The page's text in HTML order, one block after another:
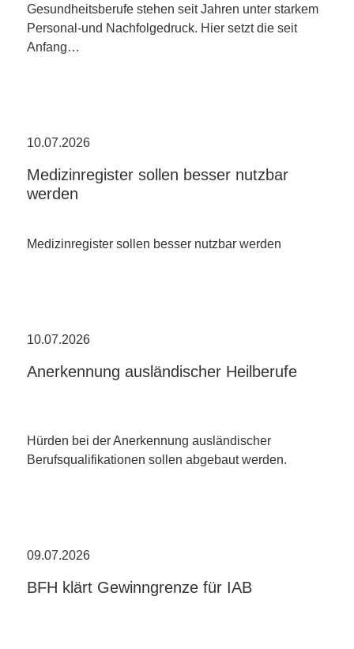
Gesundheitsberufe stehen seit Jahren unter starkem
Personal-und Nachfolgedruck. Hier setzt die seit
Anfang…
10.07.2026
Medizinregister sollen besser nutzbar
werden
Medizinregister sollen besser nutzbar werden
10.07.2026
Anerkennung ausländischer Heilberufe
Hürden bei der Anerkennung ausländischer
Berufsqualifikationen sollen abgebaut werden.
09.07.2026
BFH klärt Gewinngrenze für IAB